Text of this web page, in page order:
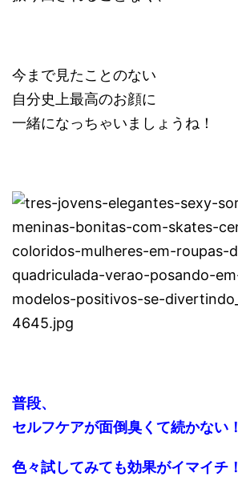
今まで見たことのない
自分史上最高のお顔に
一緒になっちゃいましょうね！
普段、
セルフケアが面倒臭くて続かない！
色々試してみても効果がイマイチ！